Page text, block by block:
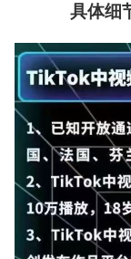
具体细